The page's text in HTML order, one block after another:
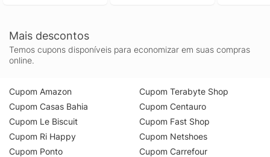
Mais descontos
Temos cupons disponíveis para economizar em suas compras
online.
Cupom Amazon
Cupom Casas Bahia
Cupom Le Biscuit
Cupom Ri Happy
Cupom Ponto
Cupom Terabyte Shop
Cupom Centauro
Cupom Fast Shop
Cupom Netshoes
Cupom Carrefour